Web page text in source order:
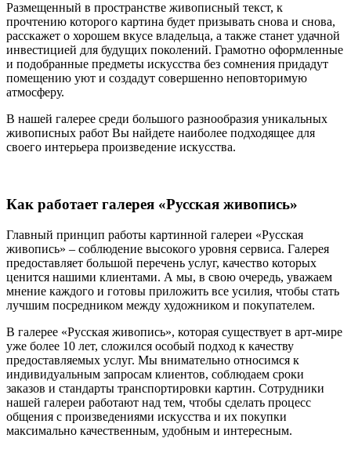
Размещенный в пространстве живописный текст, к
прочтению которого картина будет призывать снова и снова,
расскажет о хорошем вкусе владельца, а также станет удачной
инвестицией для будущих поколений. Грамотно оформленные
и подобранные предметы искусства без сомнения придадут
помещению уют и создадут совершенно неповторимую
атмосферу.
В нашей галерее среди большого разнообразия уникальных
живописных работ Вы найдете наиболее подходящее для
своего интерьера произведение искусства.
Как работает галерея «Русская живопись»
Главный принцип работы картинной галереи «Русская
живопись» – соблюдение высокого уровня сервиса. Галерея
предоставляет большой перечень услуг, качество которых
ценится нашими клиентами. А мы, в свою очередь, уважаем
мнение каждого и готовы приложить все усилия, чтобы стать
лучшим посредником между художником и покупателем.
В галерее «Русская живопись», которая существует в арт-мире
уже более 10 лет, сложился особый подход к качеству
предоставляемых услуг. Мы внимательно относимся к
индивидуальным запросам клиентов, соблюдаем сроки
заказов и стандарты транспортировки картин. Сотрудники
нашей галереи работают над тем, чтобы сделать процесс
общения с произведениями искусства и их покупки
максимально качественным, удобным и интересным.